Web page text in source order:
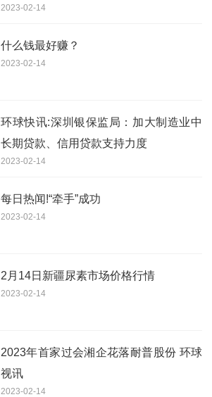
2023-02-14
什么钱最好赚？
2023-02-14
环球快讯:深圳银保监局：加大制造业中
长期贷款、信用贷款支持力度
2023-02-14
每日热闻!“牵手”成功​
2023-02-14
2月14日新疆尿素市场价格行情
2023-02-14
2023年首家过会湘企花落耐普股份 环球
视讯
2023-02-14